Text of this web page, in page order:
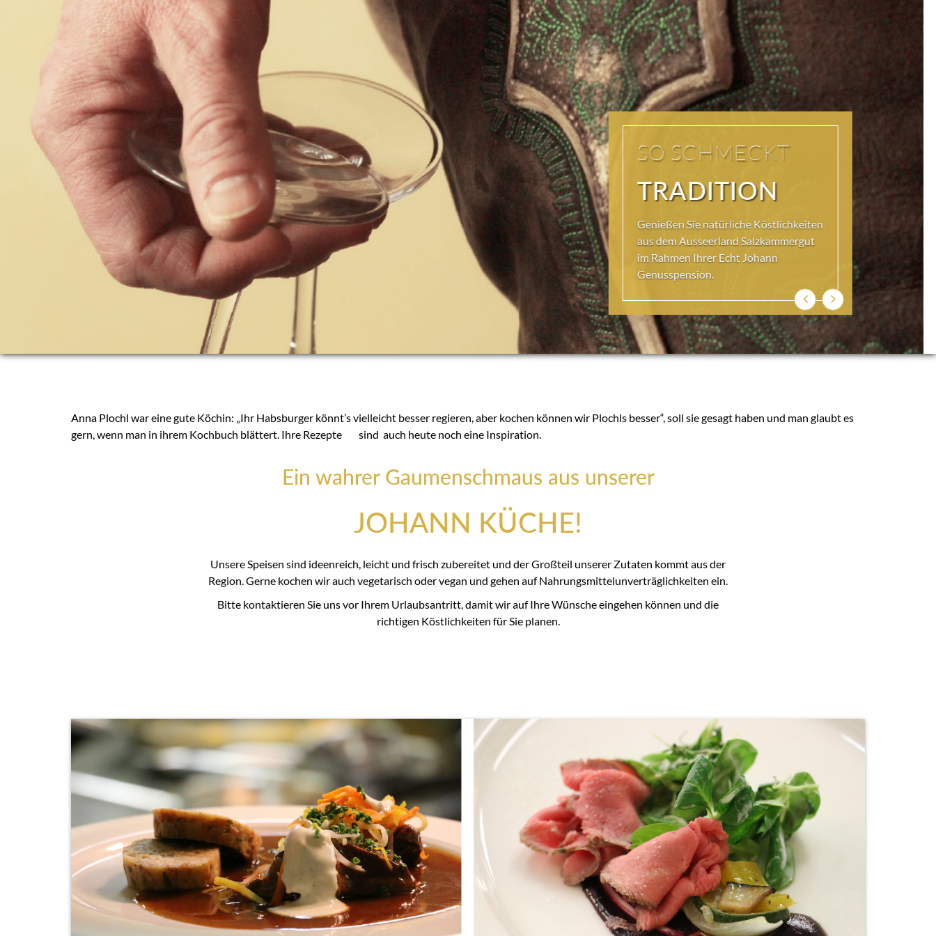
KOSTEN SIE DAS
AUSSEERLAND
Die JOHANN Küche im Hotel
Hochgenuss: Gourmet-Menüs, einen
Mittagstisch und Gaumenfreude à-la-
carte: stets herzhaft zubereitet mit
Köstlichkeiten aus dem Ausseerland.
ZurückWeiter
Anna Plochl war eine gute Köchin: „Ihr Habsburger könnt’s vielleicht besser regieren, aber kochen können wir Plochls besser“, soll sie gesagt haben und man glaubt es
gern, wenn man in ihrem Kochbuch blättert. Ihre Rezepte sind auch heute noch eine Inspiration.
Ein wahrer Gaumenschmaus aus unserer
JOHANN KÜCHE!
Unsere Speisen sind ideenreich, leicht und frisch zubereitet und der Großteil unserer Zutaten kommt aus der
Region. Gerne kochen wir auch vegetarisch oder vegan und gehen auf Nahrungsmittelunverträglichkeiten ein.
Bitte kontaktieren Sie uns vor Ihrem Urlaubsantritt, damit wir auf Ihre Wünsche eingehen können und die
richtigen Köstlichkeiten für Sie planen.